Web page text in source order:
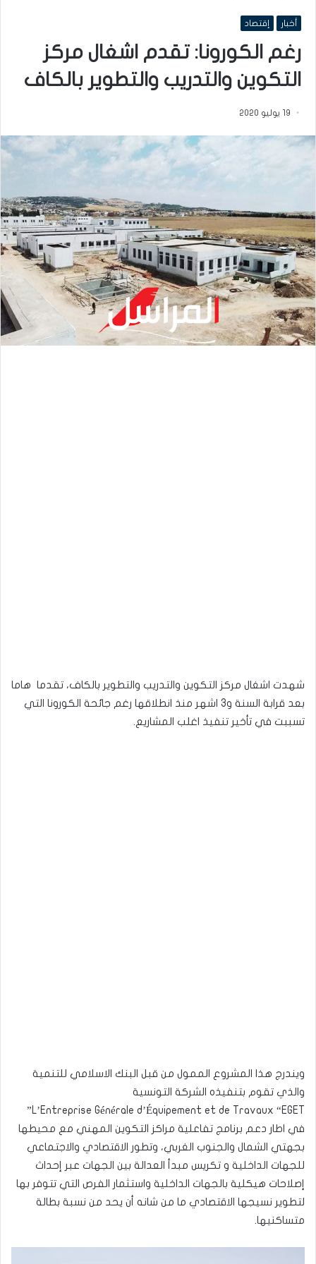
أخبار إقتصاد
رغم الكورونا: تقدم اشغال مركز
التكوين والتدريب والتطوير بالكاف
19 يوليو 2020
شهدت اشغال مركز التكوين والتدريب والتطوير بالكاف، تقدما هاما
بعد قرابة السنة و3 اشهر منذ انطلاقها رغم جائحة الكورونا التي
تسببت في تأخير تنفيذ اغلب المشاريع.
ويندرج هذا المشروع الممول من قبل البنك الاسلامي للتنمية
والذي تقوم بتنفيذه الشركة التونسية
L’Entreprise Générale d’Équipement et de Travaux “EGET”
في اطار دعم برنامج تفاعلية مراكز التكوين المهني مع محيطها
بجهتي الشمال والجنوب الغربي، وتطور الاقتصادي والاجتماعي
للجهات الداخلية و تكريس مبدأ العدالة بين الجهات عبر إحداث
إصلاحات هيكلية بالجهات الداخلية واستثمار الفرص التي تتوفر بها
لتطوير نسيجها الاقتصادي ما من شانه أن يحد من نسبة بطالة
متساكنيها.